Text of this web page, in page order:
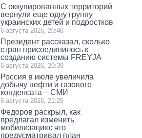
С оккупированных территорий
вернули еще одну группу
украинских детей и подростков
6 августа 2026, 20:46
Президент рассказал, сколько
стран присоединилось к
созданию системы FREYJA
6 августа 2026, 20:39
Россия в июле увеличила
добычу нефти и газового
конденсата – СМИ
6 августа 2026, 21:25
Федоров раскрыл, как
предлагал изменить
мобилизацию: что
предусматривал план